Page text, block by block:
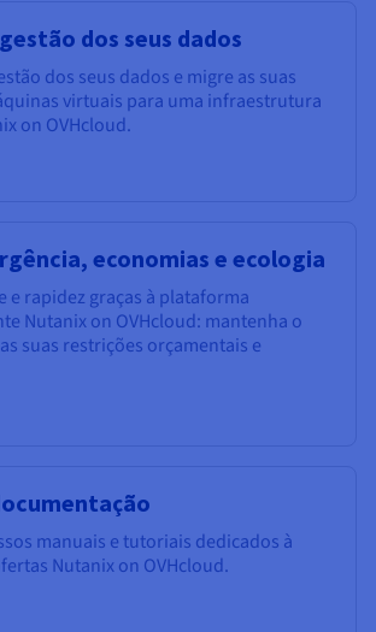
dos seus dados
dos seus dados e migre as suas
virtuais para uma infraestrutura
on OVHcloud.
economias e ecologia
e rapidez graças à plataforma
Nutanix on OVHcloud: mantenha o
suas restrições orçamentais e
manuais e tutoriais dedicados à
Nutanix on OVHcloud.